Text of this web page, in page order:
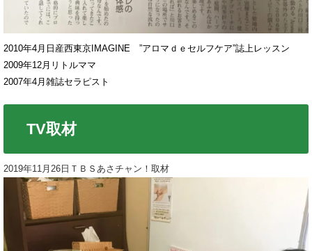
2010年4月日産西東京IMAGINE ”アロマｄｅセルフケア”誌上レッスン
2009年12月リトルママ
2007年4月雑誌セラピスト
TV取材
2019年11月26日ＴＢＳあさチャン！取材